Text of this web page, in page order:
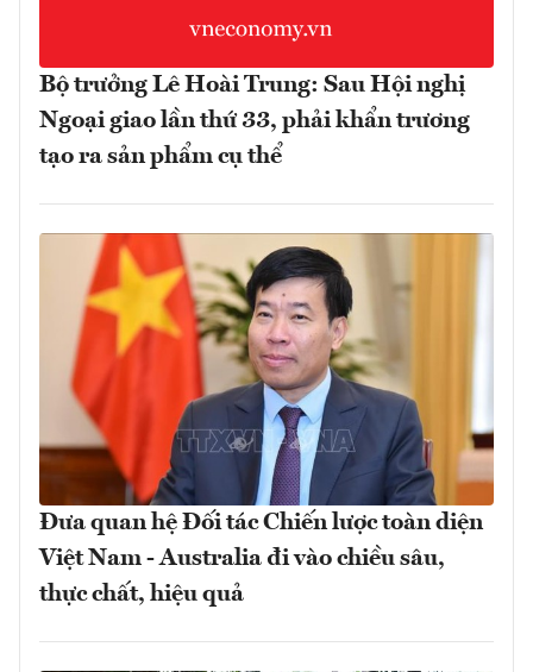
Bộ trưởng Lê Hoài Trung: Sau Hội nghị
Ngoại giao lần thứ 33, phải khẩn trương
tạo ra sản phẩm cụ thể
Đưa quan hệ Đối tác Chiến lược toàn diện
Việt Nam - Australia đi vào chiều sâu,
thực chất, hiệu quả